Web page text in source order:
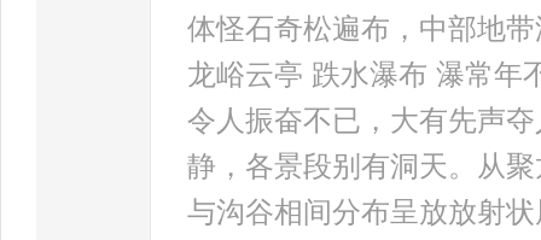
体怪石奇松遍布，中部地
龙峪云亭 跌水瀑布 瀑常年
令人振奋不已，大有先声
静，各景段别有洞天。从
与沟谷相间分布呈放放射